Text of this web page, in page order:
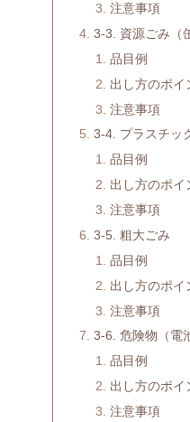
注意事項
3-3. 資源ごみ（
品目例
出し方のポイ
注意事項
3-4. プラスチッ
品目例
出し方のポイ
注意事項
3-5. 粗大ごみ
品目例
出し方のポイ
注意事項
3-6. 危険物（電
品目例
出し方のポイ
注意事項